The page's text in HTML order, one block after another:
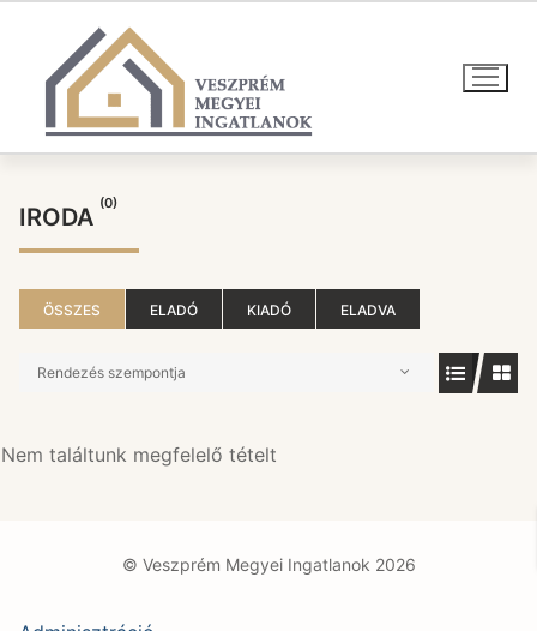
tartalomra
IRODA (0)
ÖSSZES ELADÓ KIADÓ ELADVA
Rendezés szempontja
Nem találtunk megfelelő tételt
© Veszprém Megyei Ingatlanok 2026